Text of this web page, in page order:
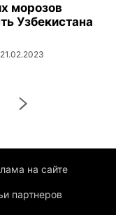
морозов
Узбекистана
21.02.2023
на сайте
партнеров